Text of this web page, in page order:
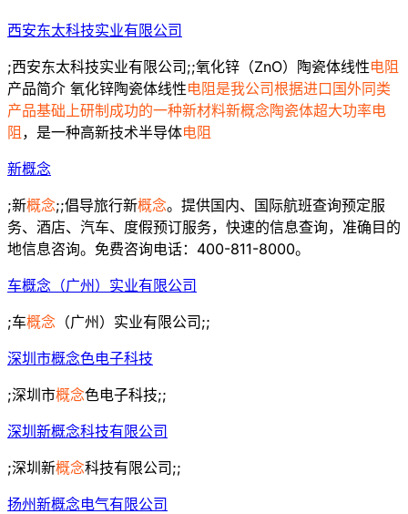
西安东太科技实业有限公司
;西安东太科技实业有限公司;;氧化锌（ZnO）陶瓷体线性电阻
产品简介 氧化锌陶瓷体线性电阻是我公司根据进口国外同类
产品基础上研制成功的一种新材料新概念陶瓷体超大功率电
阻 ，是一种高新技术半导体电阻
新概念
;新概念;;倡导旅行新概念。提供国内、国际航班查询预定服
务、酒店、汽车、度假预订服务，快速的信息查询，准确目的
地信息咨询。免费咨询电话：400-811-8000。
车概念（广州）实业有限公司
;车概念 （广州）实业有限公司;;
深圳市概念色电子科技
;深圳市概念色电子科技;;
深圳新概念科技有限公司
;深圳新概念科技有限公司;;
扬州新概念电气有限公司